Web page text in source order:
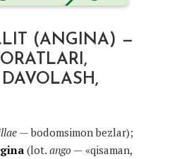
(ANGINA) —
DAVOLASH,
— bodomsimon bezlar);
(lot. ango — «qisaman,